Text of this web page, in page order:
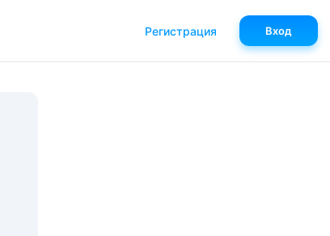
Регистрация Вход